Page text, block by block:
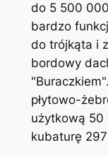
do 5 500
bardzo
do trójkąta i
bordowy
płytowo-
użytkową
kubaturę